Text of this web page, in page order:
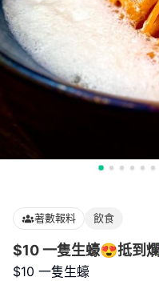
著數報料 飲食
$10 一隻生蠔😍抵到
$10 一隻生蠔